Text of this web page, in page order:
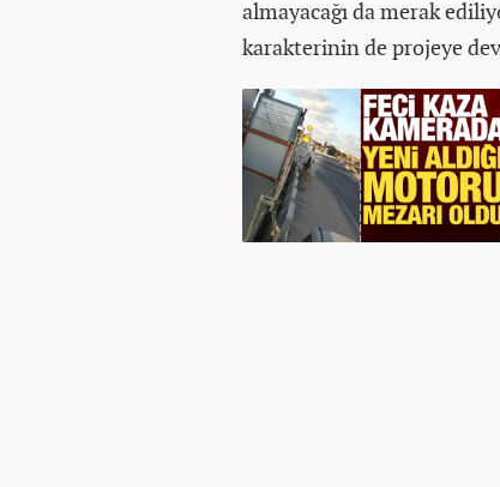
almayacağı da merak
karakterinin de projeye